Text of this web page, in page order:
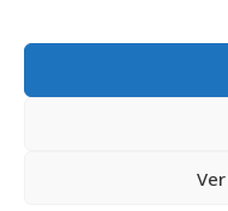
31 MAYO, 2015 AT 09:30
De acuerdo
personas